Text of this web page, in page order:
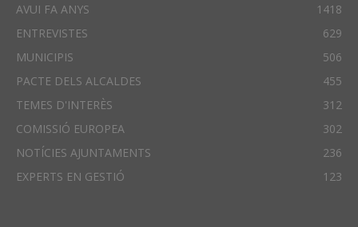
AVUI FA ANYS
1418
ENTREVISTES
629
MUNICIPIS
506
PACTE DELS ALCALDES
455
TEMES D'INTERÈS
312
COMISSIÓ EUROPEA
302
NOTÍCIES AJUNTAMENTS
236
EXPERTS EN GESTIÓ
123